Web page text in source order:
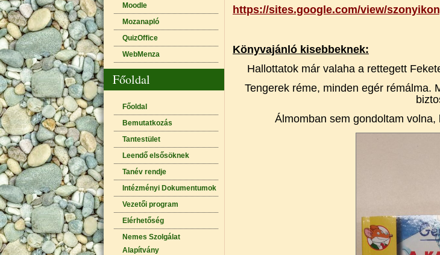
Moodle
Mozanapló
QuizOffice
WebMenza
Főoldal
Főoldal
Bemutatkozás
Tantestület
Leendő elsősöknek
Tanév rendje
Intézményi Dokumentumok
Vezetői program
Elérhetőség
Nemes Szolgálat
Alapítvány
https://sites.google.com/view/
Könyvajánló kisebbeknek:
Hallottatok már valaha a rettegett
Tengerek réme, minden egér rémálma.
Álmomban sem gondoltam